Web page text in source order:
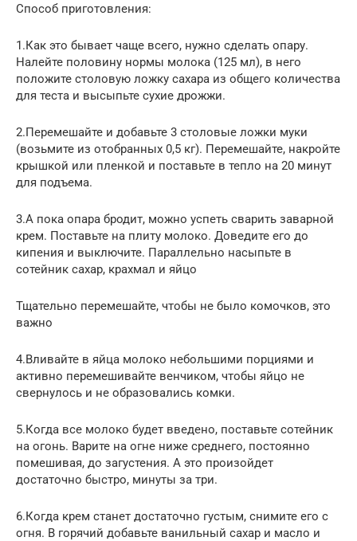
Способ приготовления:
1.Как это бывает чаще всего, нужно сделать опару.
Налейте половину нормы молока (125 мл), в него
положите столовую ложку сахара из общего количества
для теста и высыпьте сухие дрожжи.
2.Перемешайте и добавьте 3 столовые ложки муки
(возьмите из отобранных 0,5 кг). Перемешайте, накройте
крышкой или пленкой и поставьте в тепло на 20 минут
для подъема.
3.А пока опара бродит, можно успеть сварить заварной
крем. Поставьте на плиту молоко. Доведите его до
кипения и выключите. Параллельно насыпьте в
сотейник сахар, крахмал и яйцо
Тщательно перемешайте, чтобы не было комочков, это
важно
4.Вливайте в яйца молоко небольшими порциями и
активно перемешивайте венчиком, чтобы яйцо не
свернулось и не образовались комки.
5.Когда все молоко будет введено, поставьте сотейник
на огонь. Варите на огне ниже среднего, постоянно
помешивая, до загустения. А это произойдет
достаточно быстро, минуты за три.
6.Когда крем станет достаточно густым, снимите его с
огня. В горячий добавьте ванильный сахар и масло и